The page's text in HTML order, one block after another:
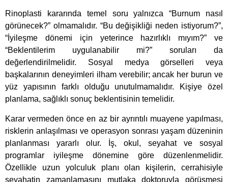
Rinoplasti kararında temel soru yalnızca “Burnum nasıl
görünecek?” olmamalıdır. “Bu değişikliği neden istiyorum?”,
“İyileşme dönemi için yeterince hazırlıklı mıyım?” ve
“Beklentilerim uygulanabilir mi?” soruları da
değerlendirilmelidir. Sosyal medya görselleri veya
başkalarının deneyimleri ilham verebilir; ancak her burun ve
yüz yapısının farklı olduğu unutulmamalıdır. Kişiye özel
planlama, sağlıklı sonuç beklentisinin temelidir.
Karar vermeden önce en az bir ayrıntılı muayene yapılması,
risklerin anlaşılması ve operasyon sonrası yaşam düzeninin
planlanması yararlı olur. İş, okul, seyahat ve sosyal
programlar iyileşme dönemine göre düzenlenmelidir.
Özellikle uzun yolculuk planı olan kişilerin, cerrahisiyle
seyahatin zamanlamasını mutlaka doktoruyla görüşmesi